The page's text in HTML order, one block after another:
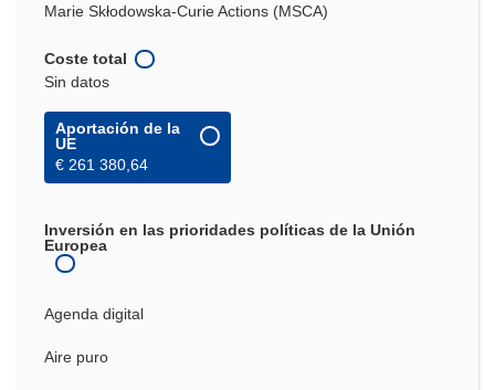
Marie Skłodowska-Curie Actions (MSCA)
Coste total
Sin datos
Aportación de la
UE
€ 261 380,64
Inversión en las prioridades políticas de la Unión
Europea
Agenda digital
Aire puro